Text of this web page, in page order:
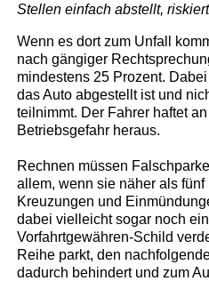
Stellen einfach abstellt,
Wenn es dort zum Unfall
nach gängiger
mindestens 25 Prozent.
das Auto abgestellt ist und
teilnimmt. Der Fahrer haftet
Betriebsgefahr heraus.
Rechnen müssen
allem, wenn sie näher als fünf
Kreuzungen und
dabei vielleicht sogar noch
Vorfahrtgewähren-Schild
Reihe parkt, den
dadurch behindert und zum